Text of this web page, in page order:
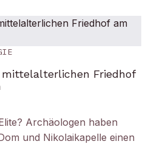
Friedhof
Archäologen haben
und Nikolaikapelle einen